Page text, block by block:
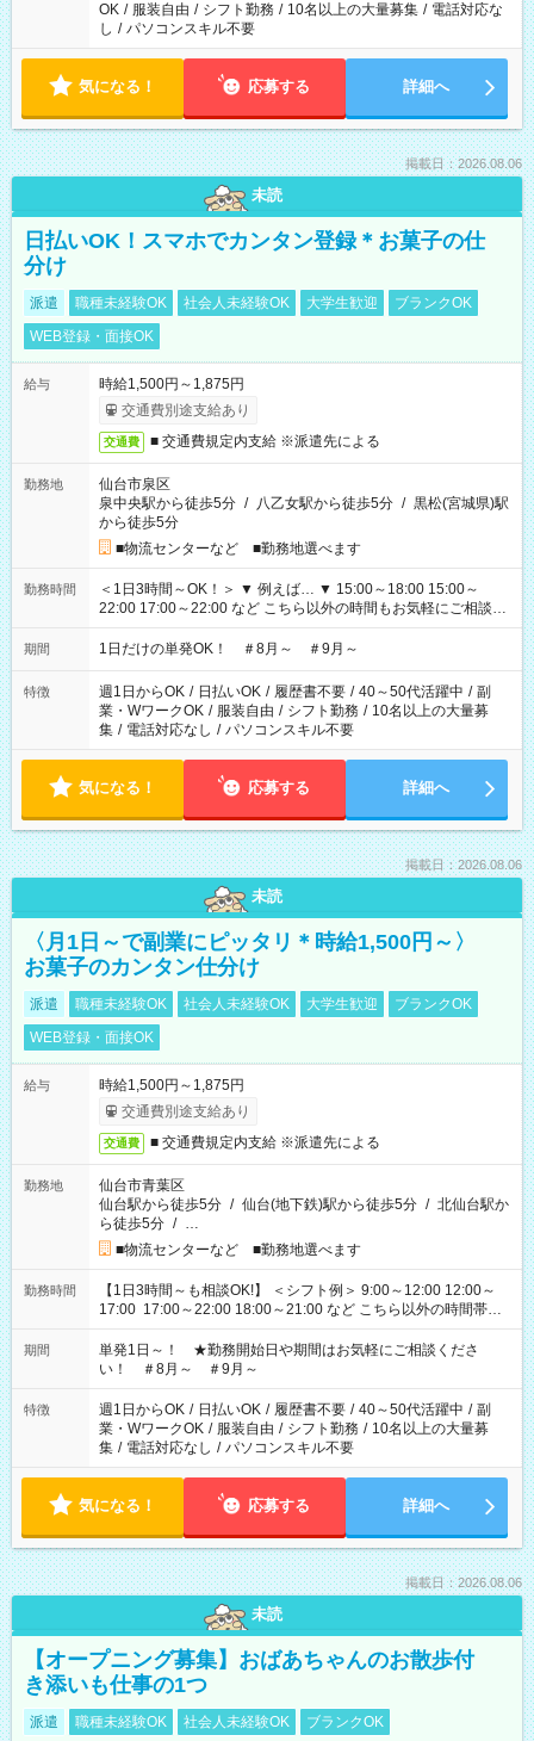
OK / 服装自由 / シフト勤務 / 10名以上の大量募集 / 電話対応な
し / パソコンスキル不要
気になる！ 応募する 詳細へ
掲載日：2026.08.06
未読
日払いOK！スマホでカンタン登録＊お菓子の仕
分け
派遣 職種未経験OK 社会人未経験OK 大学生歓迎
ブランクOK
WEB登録・面接OK
給与
時給1,500円～1,875円
交通費別途支給あり
交通費 ■ 交通費規定内支給 ※派遣先による
勤務地
仙台市泉区
泉中央駅から徒歩5分 / 八乙女駅から徒歩5分 / 黒松(宮城県)駅
から徒歩5分
■物流センターなど ■勤務地選べます
勤務時間
＜1日3時間～OK！＞ ▼ 例えば… ▼ 15:00～18:00 15:00～
22:00 17:00～22:00 など こちら以外の時間もお気軽にご相談く
ださい！
期間 1日だけの単発OK！ ＃8月～ ＃9月～
特徴 週1日からOK / 日払いOK / 履歴書不要 / 40～50代活躍中 / 副
業・WワークOK / 服装自由 / シフト勤務 / 10名以上の大量募
集 / 電話対応なし / パソコンスキル不要
気になる！ 応募する 詳細へ
掲載日：2026.08.06
未読
〈月1日～で副業にピッタリ＊時給1,500円～〉
お菓子のカンタン仕分け
派遣 職種未経験OK 社会人未経験OK 大学生歓迎
ブランクOK
WEB登録・面接OK
給与
時給1,500円～1,875円
交通費別途支給あり
交通費 ■ 交通費規定内支給 ※派遣先による
勤務地
仙台市青葉区
仙台駅から徒歩5分 / 仙台(地下鉄)駅から徒歩5分 / 北仙台駅か
ら徒歩5分 / …
■物流センターなど ■勤務地選べます
勤務時間
【1日3時間～も相談OK!】 ＜シフト例＞ 9:00～12:00 12:00～
17:00 17:00～22:00 18:00～21:00 など こちら以外の時間帯も
お気軽にご相談ください！
期間
単発1日～！ ★勤務開始日や期間はお気軽にご相談くださ
い！ ＃8月～ ＃9月～
特徴 週1日からOK / 日払いOK / 履歴書不要 / 40～50代活躍中 / 副
業・WワークOK / 服装自由 / シフト勤務 / 10名以上の大量募
集 / 電話対応なし / パソコンスキル不要
気になる！ 応募する 詳細へ
掲載日：2026.08.06
未読
【オープニング募集】おばあちゃんのお散歩付
き添いも仕事の1つ
派遣 職種未経験OK 社会人未経験OK ブランクOK